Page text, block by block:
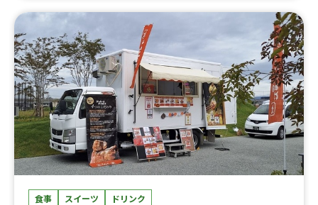
あげ丼、とろとろ杏仁豆腐、台湾からあげ、ジーロー飯、
ルーロー飯、トロトロ豚バラ軟骨角煮飯、チキンオーバー
ライス、鶏皮せんべい、MAXポテト、中津からあげ
食事 スイーツ ドリンク